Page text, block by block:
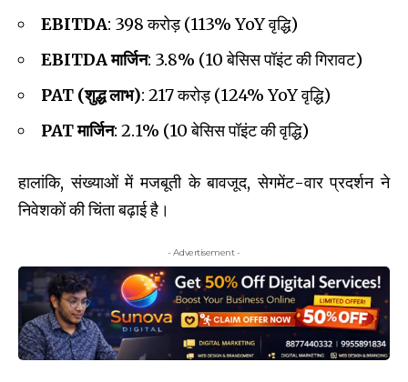
EBITDA: ₹398 करोड़ (113% YoY वृद्धि)
EBITDA मार्जिन: 3.8% (10 बेसिस पॉइंट की गिरावट)
PAT (शुद्ध लाभ): ₹217 करोड़ (124% YoY वृद्धि)
PAT मार्जिन: 2.1% (10 बेसिस पॉइंट की वृद्धि)
हालांकि, संख्याओं में मजबूती के बावजूद, सेगमेंट-वार प्रदर्शन ने
निवेशकों की चिंता बढ़ाई है।
- Advertisement -